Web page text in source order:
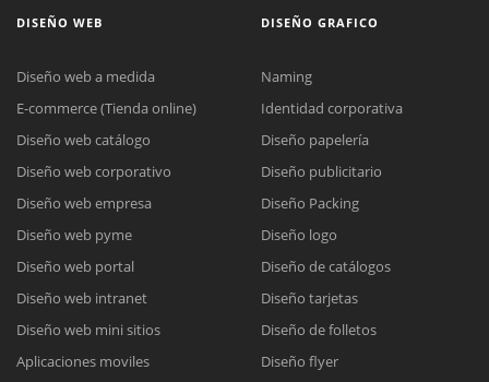
DISEÑO WEB
Diseño web a medida
E-commerce (Tienda online)
Diseño web catálogo
Diseño web corporativo
Diseño web empresa
Diseño web pyme
Diseño web portal
Diseño web intranet
Diseño web mini sitios
Aplicaciones moviles
DISEÑO GRAFICO
Naming
Identidad corporativa
Diseño papelería
Diseño publicitario
Diseño Packing
Diseño logo
Diseño de catálogos
Diseño tarjetas
Diseño de folletos
Diseño flyer